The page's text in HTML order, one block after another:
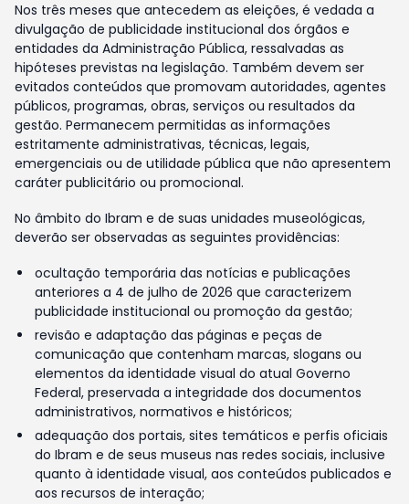
Nos três meses que antecedem as eleições, é vedada a
divulgação de publicidade institucional dos órgãos e
entidades da Administração Pública, ressalvadas as
hipóteses previstas na legislação. Também devem ser
evitados conteúdos que promovam autoridades, agentes
públicos, programas, obras, serviços ou resultados da
gestão. Permanecem permitidas as informações
estritamente administrativas, técnicas, legais,
emergenciais ou de utilidade pública que não apresentem
caráter publicitário ou promocional.
No âmbito do Ibram e de suas unidades museológicas,
deverão ser observadas as seguintes providências:
ocultação temporária das notícias e publicações
anteriores a 4 de julho de 2026 que caracterizem
publicidade institucional ou promoção da gestão;
revisão e adaptação das páginas e peças de
comunicação que contenham marcas, slogans ou
elementos da identidade visual do atual Governo
Federal, preservada a integridade dos documentos
administrativos, normativos e históricos;
adequação dos portais, sites temáticos e perfis oficiais
do Ibram e de seus museus nas redes sociais, inclusive
quanto à identidade visual, aos conteúdos publicados e
aos recursos de interação;